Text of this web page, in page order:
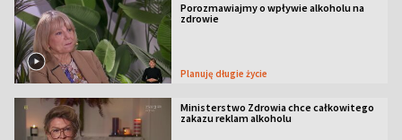
Porozmawiajmy o wpływie alkoholu na
zdrowie
Planuję długie życie
Ministerstwo Zdrowia chce całkowitego
zakazu reklam alkoholu